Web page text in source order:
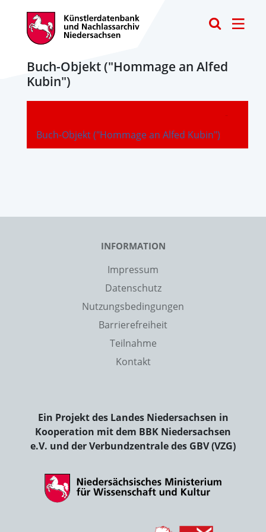
Buch-Objekt ("Hommage an Alfed
Kubin")
Buch-Objekt ("Hommage an Alfed Kubin")
-
INFORMATION
Impressum
Datenschutz
Nutzungsbedingungen
Barrierefreiheit
Teilnahme
Kontakt
Ein Projekt des Landes Niedersachsen in
Kooperation mit dem BBK Niedersachsen
e.V. und der Verbundzentrale des GBV (VZG)